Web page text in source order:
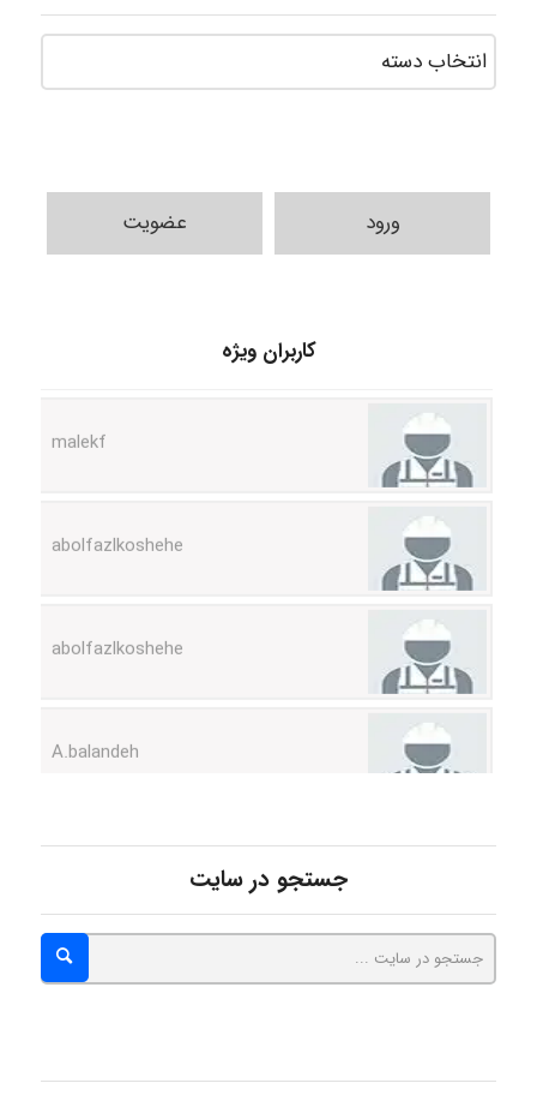
ورود عضویت
کاربران ویژه
جستجو در سایت